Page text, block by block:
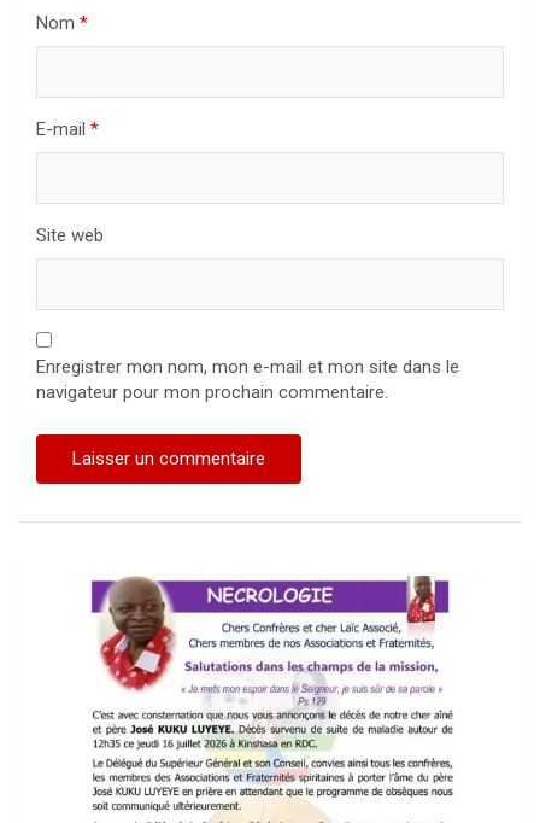
Nom *
E-mail *
Site web
Enregistrer mon nom, mon e-mail et mon site dans le
navigateur pour mon prochain commentaire.